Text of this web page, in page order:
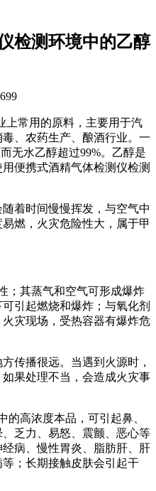
检测环境中的乙醇
上常用的原料，主要用于汽
、农药生产、酿酒行业。一
无水乙醇超过99%。乙醇是
便携式酒精气体检测仪检测
着时间慢慢挥发，与空气中
燃，火灾危险性大，属于甲
；其蒸气和空气可形成爆炸
引起燃烧和爆炸；与氧化剂
灾现场，受热容器有爆炸危
传播很远。当遇到火源时，
果处理不当，会造成火灾事
的高浓度本品，可引起鼻、
乏力、易怒、震颤、恶心等
病、慢性胃炎、脂肪肝、肝
；长期接触皮肤会引起干